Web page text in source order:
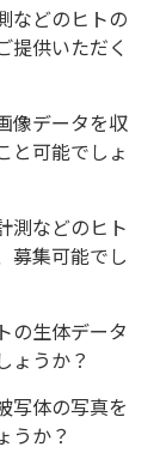
などのヒトの
提供いただく
像データを収
と可能でしょ
測などのヒト
募集可能でし
の生体データ
ょうか？
写体の写真を
うか？